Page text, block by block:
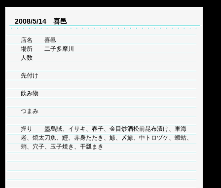
2008/5/14 喜邑
店名 喜邑
場所 二子多摩川
人数
先付け
飲み物
つまみ
握り 墨烏賊、イサキ、春子、金目炒酒松前昆布漬け、車海
老、焼太刀魚、鰹、赤身たたき、鯵、〆鯵、中トロヅケ、蝦蛄、
蛸、穴子、玉子焼き、干瓢まき